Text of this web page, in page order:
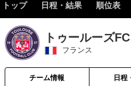
トップ 日程・結果 順位表
トゥールーズFC
フランス
チーム情報 日程